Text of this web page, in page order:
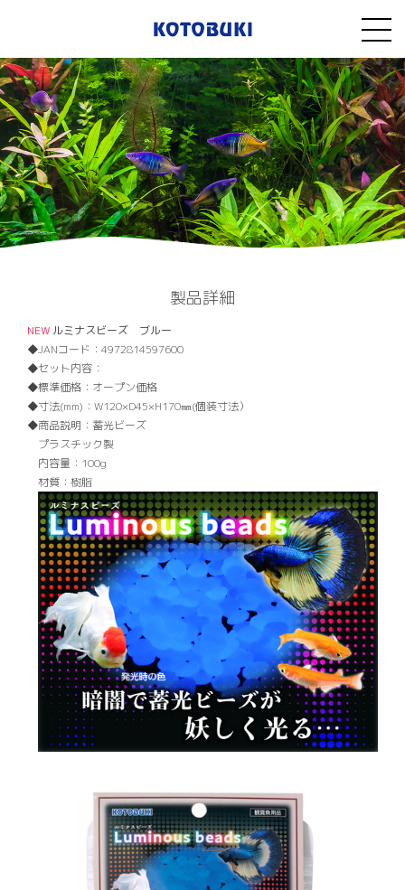
製品詳細
NEW ルミナスビーズ ブルー
JANコード： 4972814597600
セット内容：
標準価格： オープン価格
寸法(mm)： W120×D45×H170㎜(個装寸法）
商品説明： 蓄光ビーズ
プラスチック製
内容量：100g
材質：樹脂